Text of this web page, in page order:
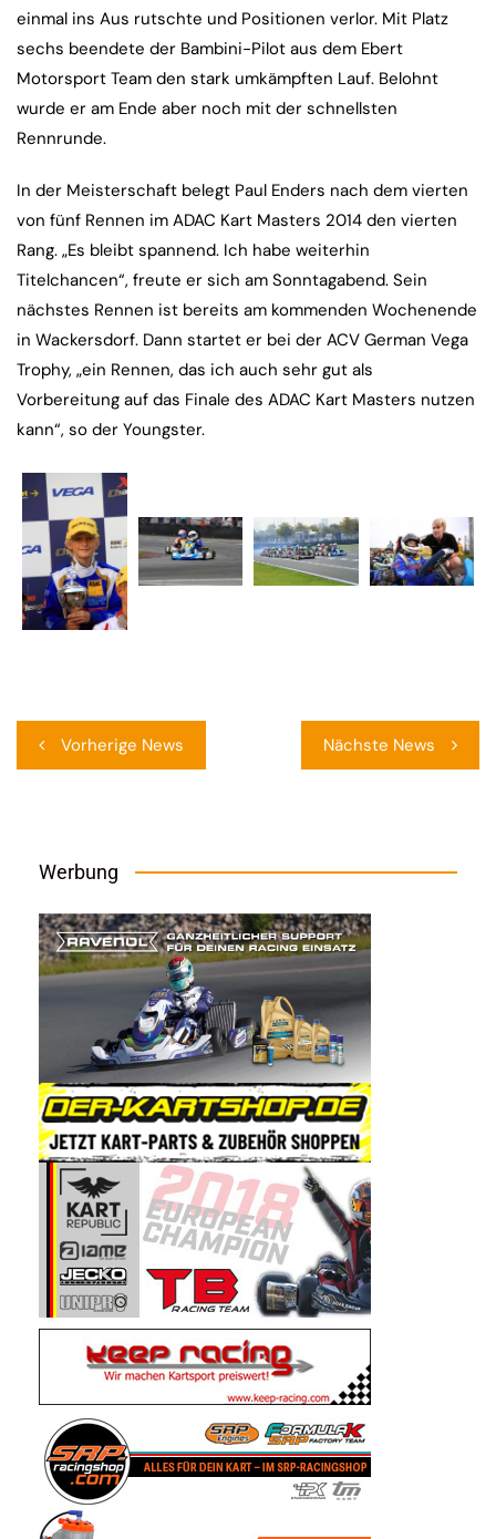
einmal ins Aus rutschte und Positionen verlor. Mit Platz
sechs beendete der Bambini-Pilot aus dem Ebert
Motorsport Team den stark umkämpften Lauf. Belohnt
wurde er am Ende aber noch mit der schnellsten
Rennrunde.
In der Meisterschaft belegt Paul Enders nach dem vierten
von fünf Rennen im ADAC Kart Masters 2014 den vierten
Rang. „Es bleibt spannend. Ich habe weiterhin
Titelchancen“, freute er sich am Sonntagabend. Sein
nächstes Rennen ist bereits am kommenden Wochenende
in Wackersdorf. Dann startet er bei der ACV German Vega
Trophy, „ein Rennen, das ich auch sehr gut als
Vorbereitung auf das Finale des ADAC Kart Masters nutzen
kann“, so der Youngster.
Vorherige News Nächste News
Werbung